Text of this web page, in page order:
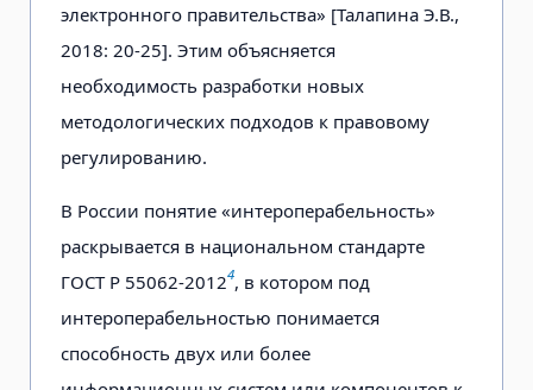
электронного правительства» [Талапина Э.В.,
2018: 20-25]. Этим объясняется
необходимость разработки новых
методологических подходов к правовому
регулированию.
В России понятие «интероперабельность»
раскрывается в национальном стандарте
ГОСТ Р 55062-20124, в котором под
интероперабельностью понимается
способность двух или более